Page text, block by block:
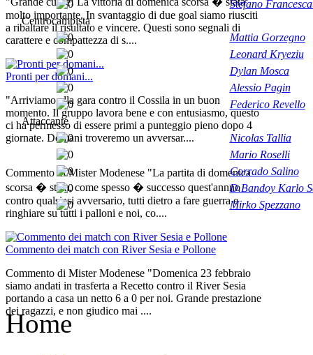
molto importante. In svantaggio di due goal siamo riusciti
a ribaltare il risultato e vincere. Questi sono segnali di
carattere e compattezza di s....
Pronti per domani...
"Arriviamo alla gara contro il Cossila in un buon
momento. Il gruppo lavora bene e con entusiasmo, questo
ci ha permesso di essere primi a punteggio pieno dopo 4
giornate. Domani troveremo un avversar....
Commento di Mister Modenese "La partita di domenica
scorsa � stata, come spesso � successo quest'annno
contro qualsiasi avversario, tutti dietro a fare guerra e
ringhiare su tutti i palloni e noi, co....
Commento dei match con River Sesia e Pollone
Commento di Mister Modenese "Domenica 23 febbraio
siamo andati in trasferta a Recetto contro il River Sesia
portando a casa un netto 6 a 0 per noi. Grande prestazione
dei ragazzi, e non giudico mai ....
Stefano
Centrocampista
Mattia Gorzegno
Leonard Kryeziu
Dylan Mosca
Alessio Pagin
Federico Revello
Attaccante
Nicolas Tallia
Mario Roselli
Corrado Salino
D.Bandoy Karlo
Mirko Spezzano
Home